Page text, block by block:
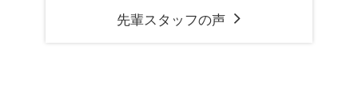
先輩スタッフの声